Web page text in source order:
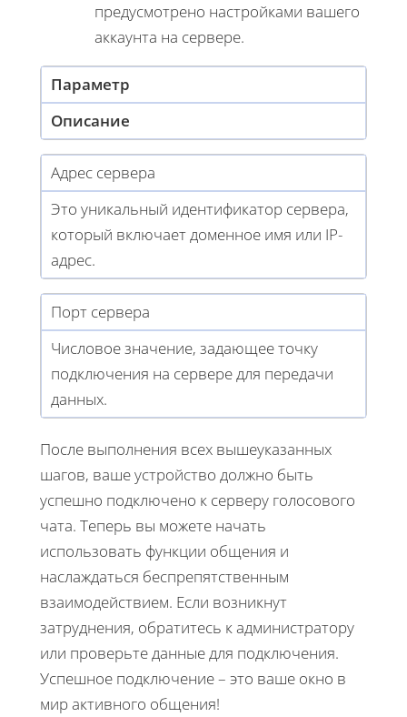
предусмотрено настройками вашего
аккаунта на сервере.
Параметр
Описание
Адрес сервера
Это уникальный идентификатор сервера,
который включает доменное имя или IP-
адрес.
Порт сервера
Числовое значение, задающее точку
подключения на сервере для передачи
данных.
После выполнения всех вышеуказанных
шагов, ваше устройство должно быть
успешно подключено к серверу голосового
чата. Теперь вы можете начать
использовать функции общения и
наслаждаться беспрепятственным
взаимодействием. Если возникнут
затруднения, обратитесь к администратору
или проверьте данные для подключения.
Успешное подключение – это ваше окно в
мир активного общения!